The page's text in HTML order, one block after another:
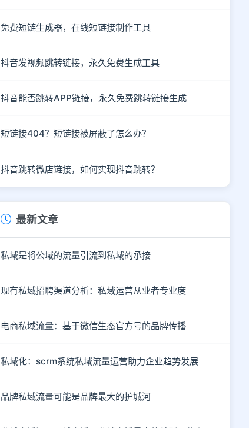
免费短链生成器，在线短链接制作工具
抖音发视频跳转链接，永久免费生成工具
抖音能否跳转APP链接，永久免费跳转链接生成
短链接404？短链接被屏蔽了怎么办？
抖音跳转微店链接，如何实现抖音跳转？
最新文章
私域是将公域的流量引流到私域的承接
现有私域招聘渠道分析：私域运营从业者专业度
电商私域流量：基于微信生态官方号的品牌传播
私域化：scrm系统私域流量运营助力企业趋势发展
品牌私域流量可能是品牌最大的护城河